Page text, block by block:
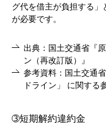
グ代を借主が負担する
が必要です。
出典：国土交通省『
ン（再改訂版）』
参考資料：国土交通
ドライン」 に関する
➂短期解約違約金